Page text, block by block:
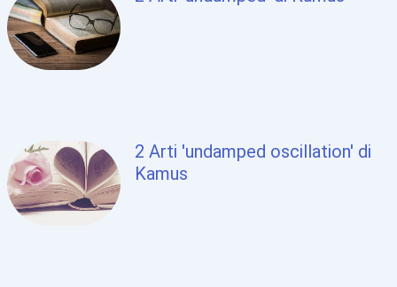
2 Arti 'undamped oscillation' di
Kamus